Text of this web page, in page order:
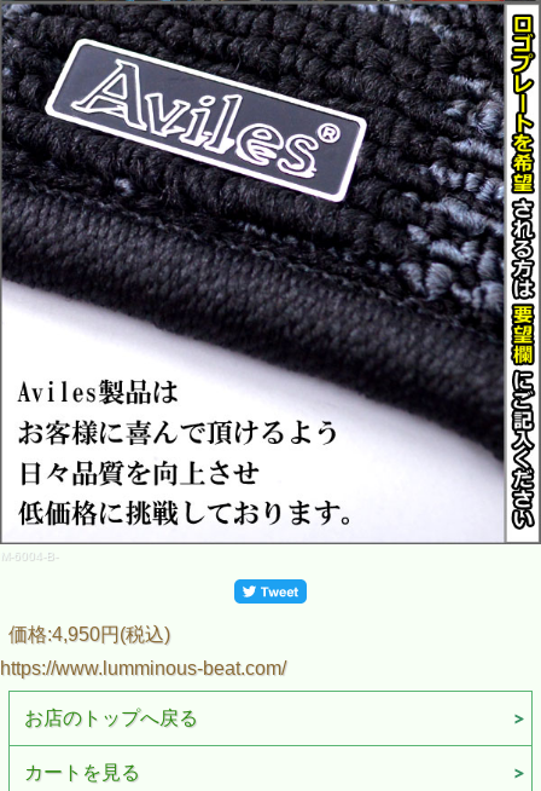
M-6004-B-
価格:4,950円(税込)
https://www.lumminous-beat.com/
お店のトップへ戻る
カートを見る